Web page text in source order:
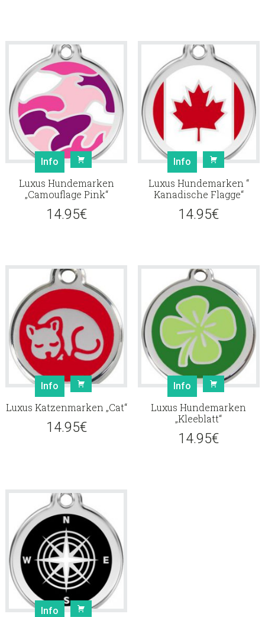
Info
Luxus Hundemarken
„Camouflage Pink“
14.95€
Info
Luxus Hundemarken “
Kanadische Flagge“
14.95€
Info
Luxus Katzenmarken „Cat“
14.95€
Info
Luxus Hundemarken
„Kleeblatt“
14.95€
Info